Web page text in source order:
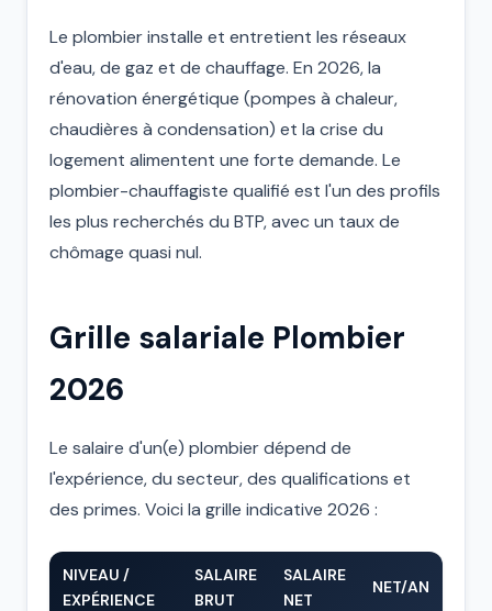
Le plombier installe et entretient les réseaux
d'eau, de gaz et de chauffage. En 2026, la
rénovation énergétique (pompes à chaleur,
chaudières à condensation) et la crise du
logement alimentent une forte demande. Le
plombier-chauffagiste qualifié est l'un des profils
les plus recherchés du BTP, avec un taux de
chômage quasi nul.
Grille salariale Plombier
2026
Le salaire d'un(e) plombier dépend de
l'expérience, du secteur, des qualifications et
des primes. Voici la grille indicative 2026 :
NIVEAU /
EXPÉRIENCE
SALAIRE
BRUT
SALAIRE
NET
NET/AN